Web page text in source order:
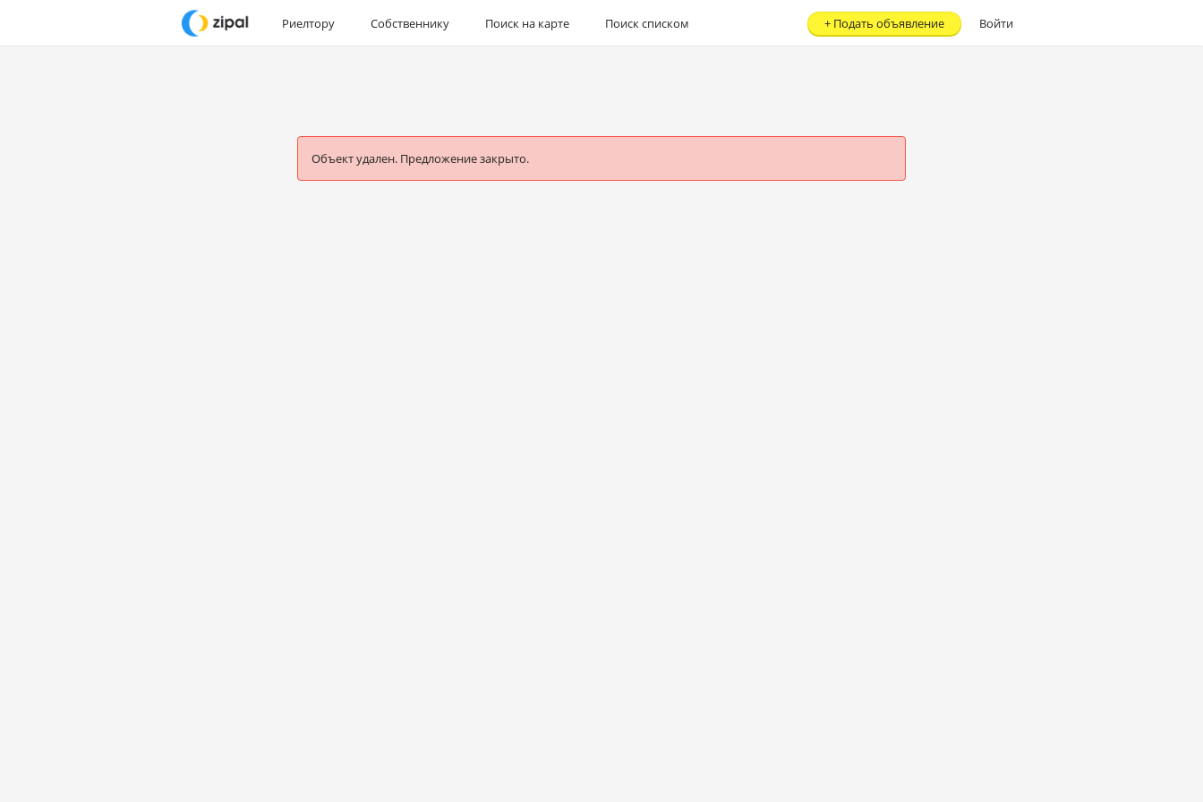
Риелтору Собственнику Поиск на карте Поиск списком Войти
+ Подать объявление
Объект удален. Предложение закрыто.